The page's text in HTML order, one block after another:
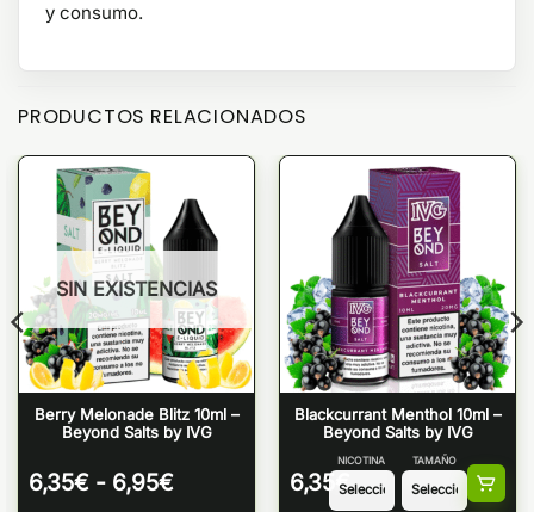
y consumo.
PRODUCTOS RELACIONADOS
SIN EXISTENCIAS
Berry Melonade Blitz 10ml –
Beyond Salts by IVG
6,35€ - 6,95€Rango
Blackcurrant Menthol 10ml –
Beyond Salts by IVG
6,35 €
NICOTINA TAMAÑO